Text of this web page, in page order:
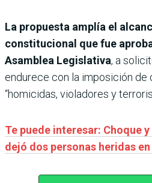
La propuesta amplía el
constitucional que fue
Asamblea Legislativa, a
endurece con la imposición de
“homicidas, violadores y
Te puede interesar: Choque
dejó dos personas heridas